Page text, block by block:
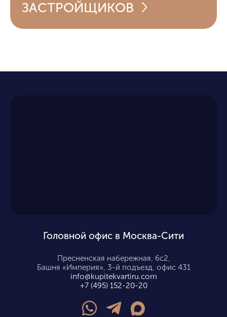
ЗАСТРОЙЩИКОВ
Головной офис в Москва-Сити
Пресненская набережная, 6с2,
Башня «Империя», 3-й подъезд, офис 431
info@kupitekvartiru.com
+7 (495) 152-20-20